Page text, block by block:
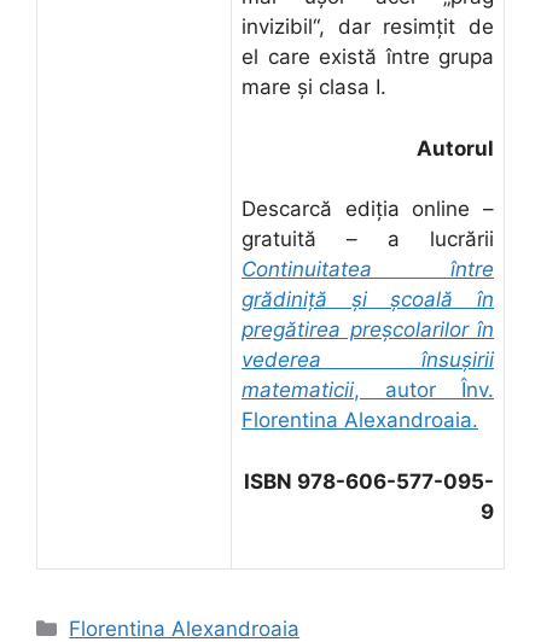
invizibil“, dar resimţit de
el care există între grupa
mare şi clasa I.
Autorul
Descarcă ediţia online –
gratuită – a lucrării
Continuitatea între
grădiniţă şi şcoală în
pregătirea preşcolarilor în
vederea însuşirii
matematicii, autor Înv.
Florentina Alexandroaia.
ISBN 978-606-577-095-
9
Categorii
Florentina Alexandroaia